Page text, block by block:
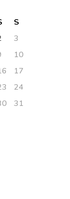
S
3
10
17
24
31